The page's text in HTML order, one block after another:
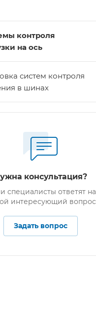
контроля
на ось
систем контроля
в шинах
консультация?
специалисты ответят на
интересующий вопрос
Задать вопрос